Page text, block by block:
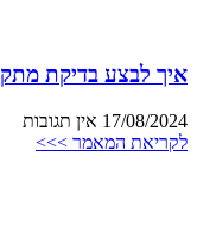
איך לבצע בדיקת
17/08/2024 אין תגובות
לקריאת המאמר >>>